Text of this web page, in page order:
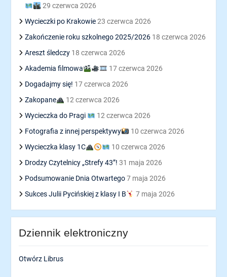
29 czerwca 2026
Wycieczki po Krakowie 23 czerwca 2026
Zakończenie roku szkolnego 2025/2026 18 czerwca 2026
Areszt śledczy 18 czerwca 2026
Akademia filmowa
17 czerwca 2026
Dogadajmy się! 17 czerwca 2026
Zakopane
12 czerwca 2026
Wycieczka do Pragi
12 czerwca 2026
Fotografia z innej perspektywy
10 czerwca 2026
Wycieczka klasy 1C
10 czerwca 2026
Drodzy Czytelnicy „Strefy 43”! 31 maja 2026
Podsumowanie Dnia Otwartego 7 maja 2026
Sukces Julii Pycińskiej z klasy I B
7 maja 2026
Dziennik elektroniczny
Otwórz Librus